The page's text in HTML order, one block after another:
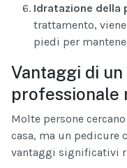
Idratazione della
trattamento,
piedi per
Vantaggi di
professionale
Molte persone
casa, ma un pedicure
vantaggi significativi